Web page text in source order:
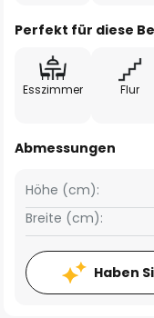
Perfekt für diese
Esszimmer Flur
Abmessungen
Breite (cm):
Höhe (cm):
Haben